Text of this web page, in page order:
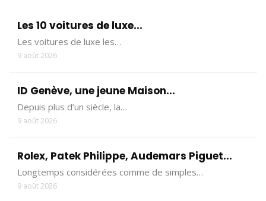
Les 10 voitures de luxe...
Les voitures de luxe les…
9 août 2026
ID Genève, une jeune Maison...
Depuis plus d’un siècle, la…
9 août 2026
Rolex, Patek Philippe, Audemars Piguet...
Longtemps considérées comme de simples…
9 août 2026